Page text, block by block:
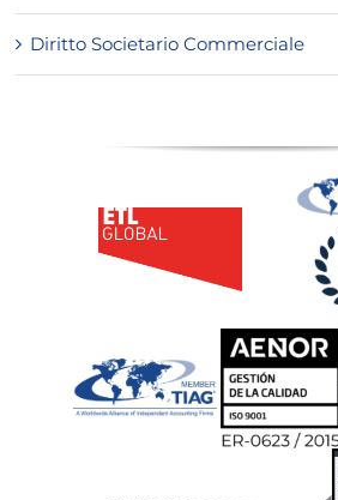
Diritto Societario Commerciale